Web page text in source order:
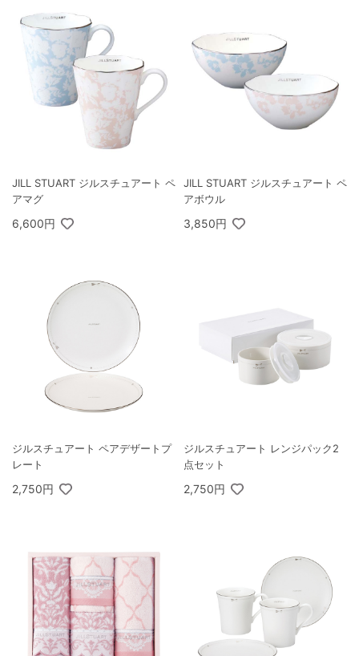
JILL STUART ジルスチュアート ペ
アマグ
6,600円
JILL STUART ジルスチュアート ペ
アボウル
3,850円
ジルスチュアート ペアデザートプ
レート
2,750円
ジルスチュアート レンジパック2
点セット
2,750円